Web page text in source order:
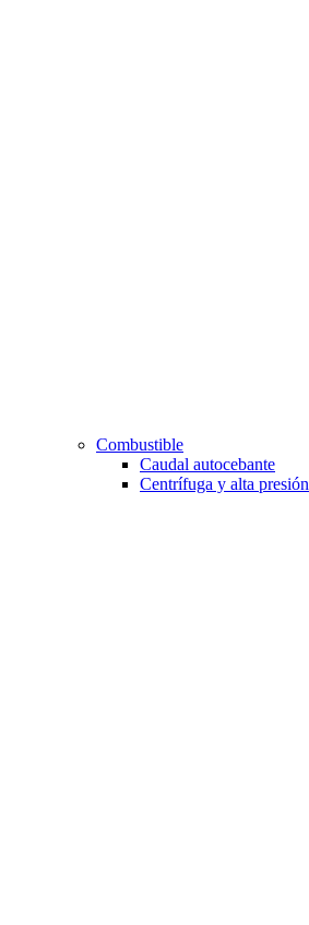
Combustible
Caudal autocebante
Centrífuga y alta presión